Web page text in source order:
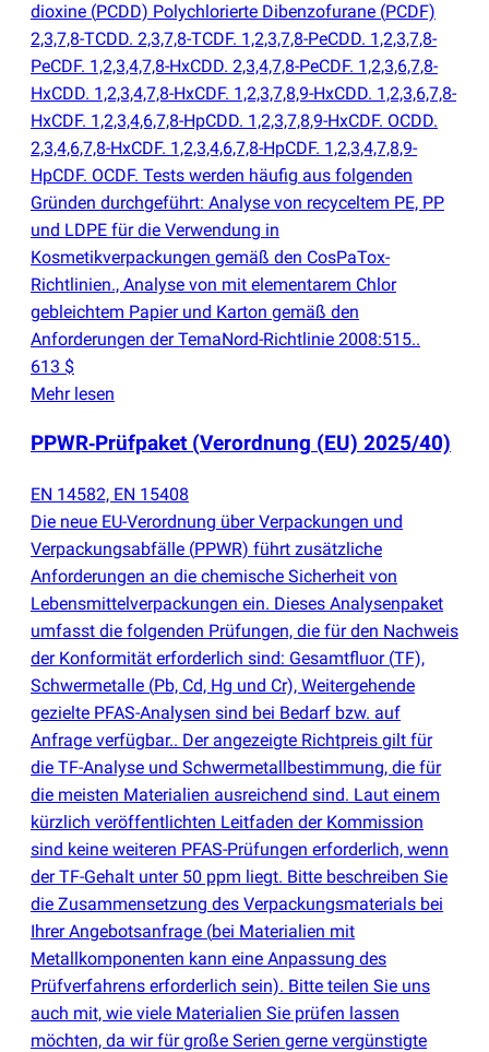
dioxine (PCDD) Polychlorierte Dibenzofurane (PCDF)
2,3,7,8-TCDD. 2,3,7,8-TCDF. 1,2,3,7,8-PeCDD. 1,2,3,7,8-
PeCDF. 1,2,3,4,7,8-HxCDD. 2,3,4,7,8-PeCDF. 1,2,3,6,7,8-
HxCDD. 1,2,3,4,7,8-HxCDF. 1,2,3,7,8,9-HxCDD. 1,2,3,6,7,8-
HxCDF. 1,2,3,4,6,7,8-HpCDD. 1,2,3,7,8,9-HxCDF. OCDD.
2,3,4,6,7,8-HxCDF. 1,2,3,4,6,7,8-HpCDF. 1,2,3,4,7,8,9-
HpCDF. OCDF. Tests werden häufig aus folgenden
Gründen durchgeführt: Analyse von recyceltem PE, PP
und LDPE für die Verwendung in
Kosmetikverpackungen gemäß den CosPaTox-
Richtlinien., Analyse von mit elementarem Chlor
gebleichtem Papier und Karton gemäß den
Anforderungen der TemaNord-Richtlinie 2008:515..
613 $
Mehr lesen
PPWR‑Prüfpaket (Verordnung (EU) 2025/40)
EN 14582, EN 15408
Die neue EU-Verordnung über Verpackungen und
Verpackungsabfälle (PPWR) führt zusätzliche
Anforderungen an die chemische Sicherheit von
Lebensmittelverpackungen ein. Dieses Analysenpaket
umfasst die folgenden Prüfungen, die für den Nachweis
der Konformität erforderlich sind: Gesamtfluor (TF),
Schwermetalle (Pb, Cd, Hg und Cr), Weitergehende
gezielte PFAS-Analysen sind bei Bedarf bzw. auf
Anfrage verfügbar.. Der angezeigte Richtpreis gilt für
die TF-Analyse und Schwermetallbestimmung, die für
die meisten Materialien ausreichend sind. Laut einem
kürzlich veröffentlichten Leitfaden der Kommission
sind keine weiteren PFAS-Prüfungen erforderlich, wenn
der TF-Gehalt unter 50 ppm liegt. Bitte beschreiben Sie
die Zusammensetzung des Verpackungsmaterials bei
Ihrer Angebotsanfrage (bei Materialien mit
Metallkomponenten kann eine Anpassung des
Prüfverfahrens erforderlich sein). Bitte teilen Sie uns
auch mit, wie viele Materialien Sie prüfen lassen
möchten, da wir für große Serien gerne vergünstigte